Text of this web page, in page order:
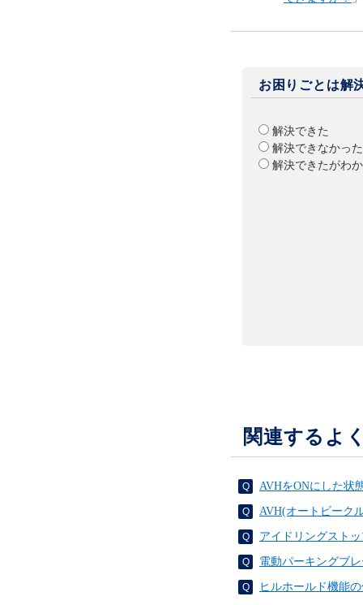
お困りごとは解
解決できた
解決できなかった
解決できたがわ
関連するよ
AVHをONにした状
AVH(オートビーク
アイドリングスト
電動パーキングブ
ヒルホールド機能